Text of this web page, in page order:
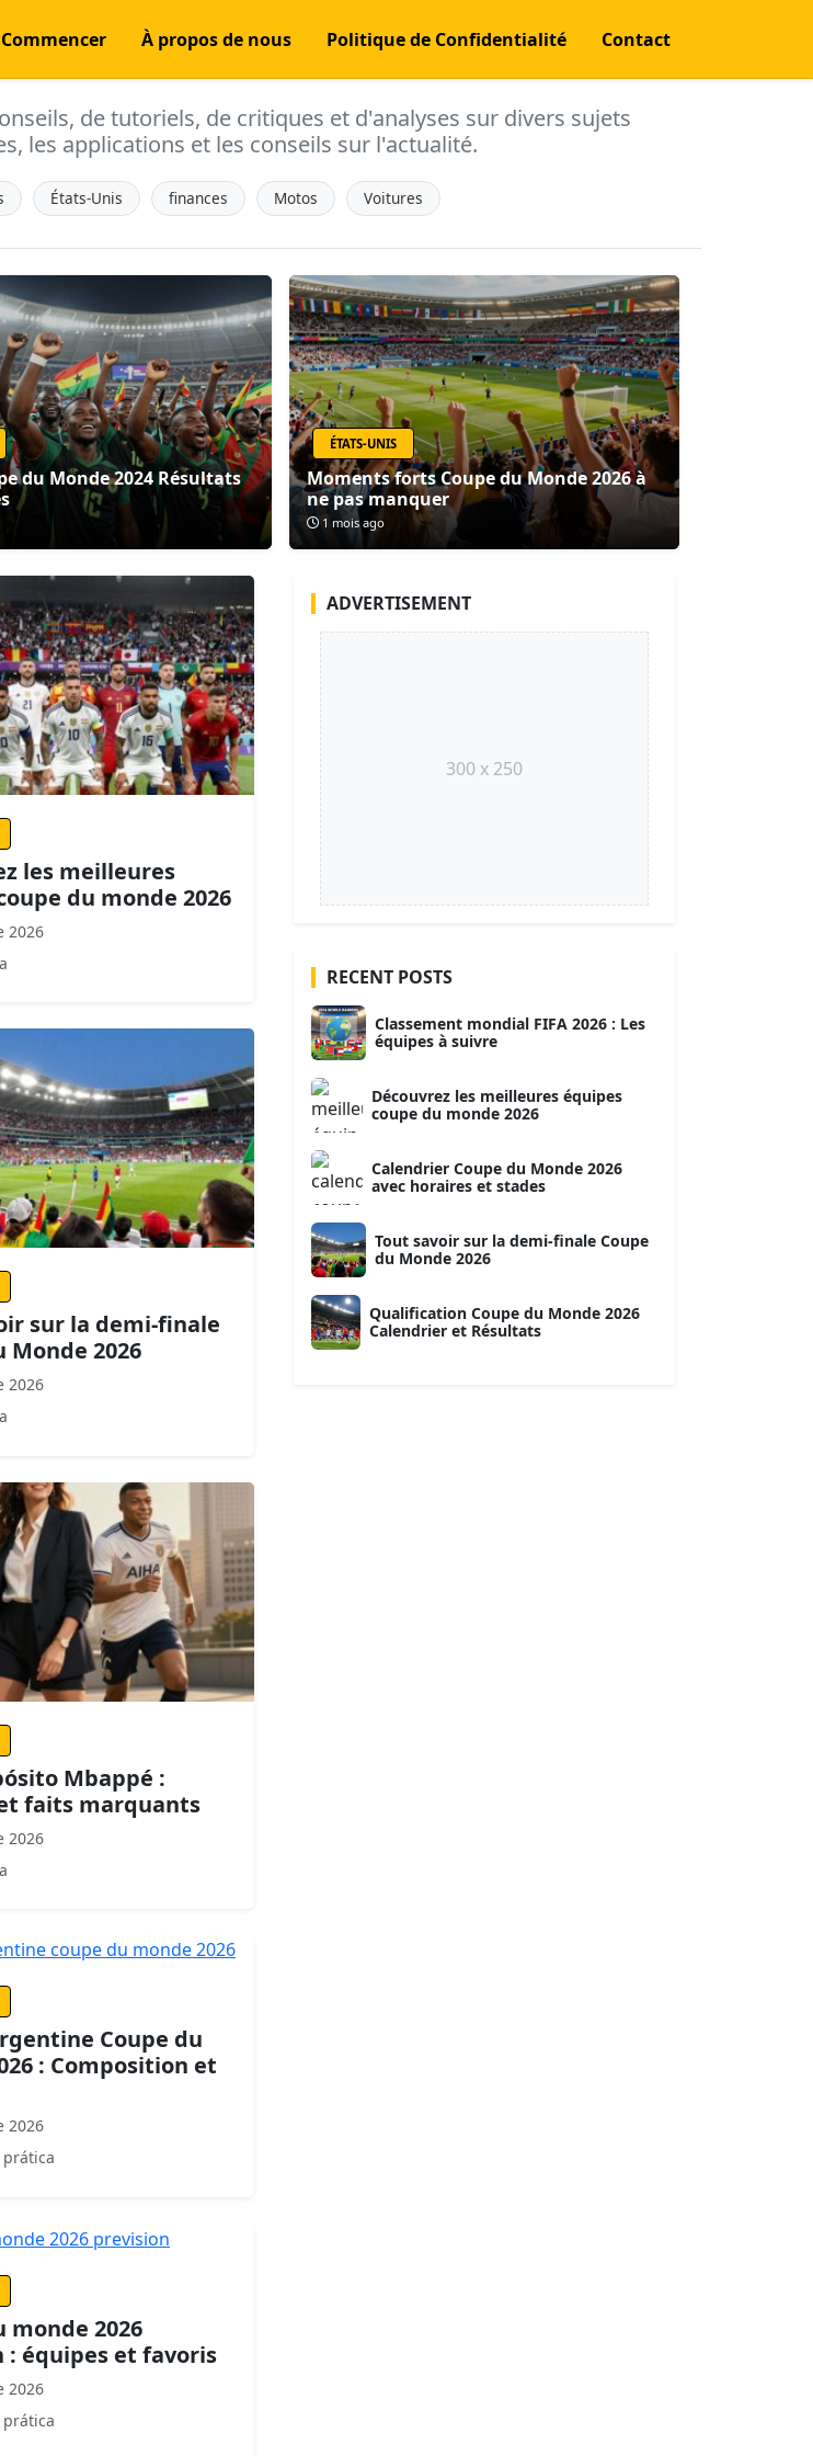
Commencer À propos de nous Politique de Confidentialité Contact
de tutoriels, de critiques et d'analyses sur divers sujets
les applications et les conseils sur l'actualité.
États-Unis finances Motos Voitures
du Monde 2024 Résultats
ÉTATS-UNIS
Moments forts Coupe du Monde 2026 à
ne pas manquer
1 mois ago
les meilleures
du monde 2026
2026
sur la demi-finale
Monde 2026
2026
Mbappé :
faits marquants
2026
Coupe du
: Composition et
2026
prática
monde 2026
: équipes et favoris
2026
prática
ADVERTISEMENT
300 x 250
RECENT POSTS
Classement mondial FIFA 2026 : Les
équipes à suivre
Découvrez les meilleures équipes
coupe du monde 2026
Calendrier Coupe du Monde 2026
avec horaires et stades
Tout savoir sur la demi-finale Coupe
du Monde 2026
Qualification Coupe du Monde 2026
Calendrier et Résultats